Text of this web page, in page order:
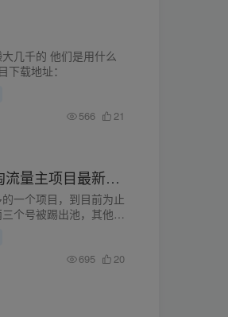
几千的 他们是用什么
载地址：
566 21
每天操作5分钟，日均收益5到10元不等，小淘流量主项目最新实操分享
一个项目，到目前为止
个号被踢出池，其他的
。 如上图，这是我今
695 20